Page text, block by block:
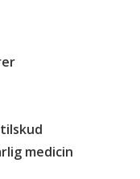
medicin